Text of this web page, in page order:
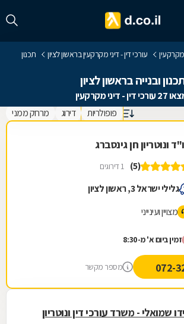
מקרקעין עורכי דין - דיני מקרקעין בראשון לציון
תכנון
ובנייה בראשון לציון
דין - דיני מקרקעין
פופולריות דירוג מרחק ממני
ונוטריון חן גינסברג
(5) 1 דירוגים
גלילי ישראל 3, ראשון לציון
מצויין ועינייני
זמין ביום א' מ-8:30
מספר מקשר
שמואלי - משרד עורכי דין ונוטריון